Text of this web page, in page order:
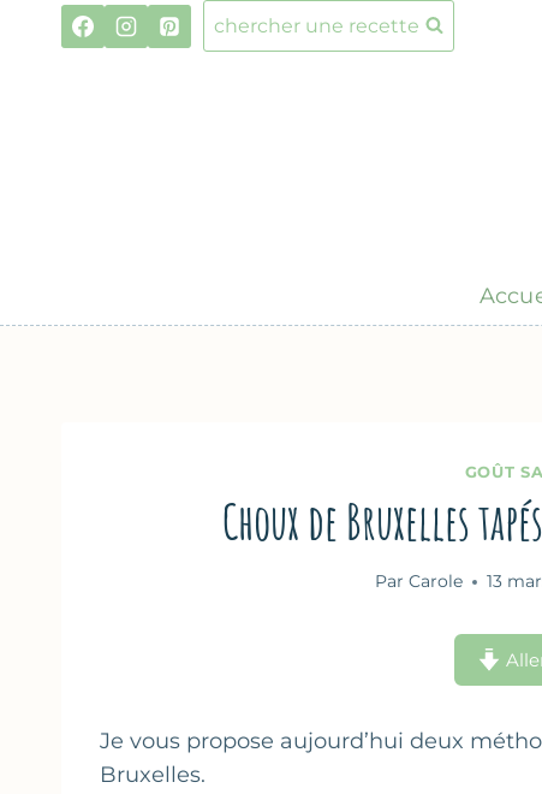
chercher une recette
GOÛT
Choux de Bruxelles
Par Carole 13
Je vous propose aujourd’hui deux
Bruxelles.